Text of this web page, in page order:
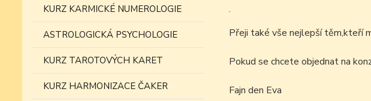
KURZ KARMICKÉ NUMEROLOGIE
ASTROLOGICKÁ PSYCHOLOGIE
KURZ TAROTOVÝCH KARET
KURZ HARMONIZACE ČAKER
.
Přeji také vše nejlepší těm,kteří
Pokud se chcete objednat na
Fajn den Eva